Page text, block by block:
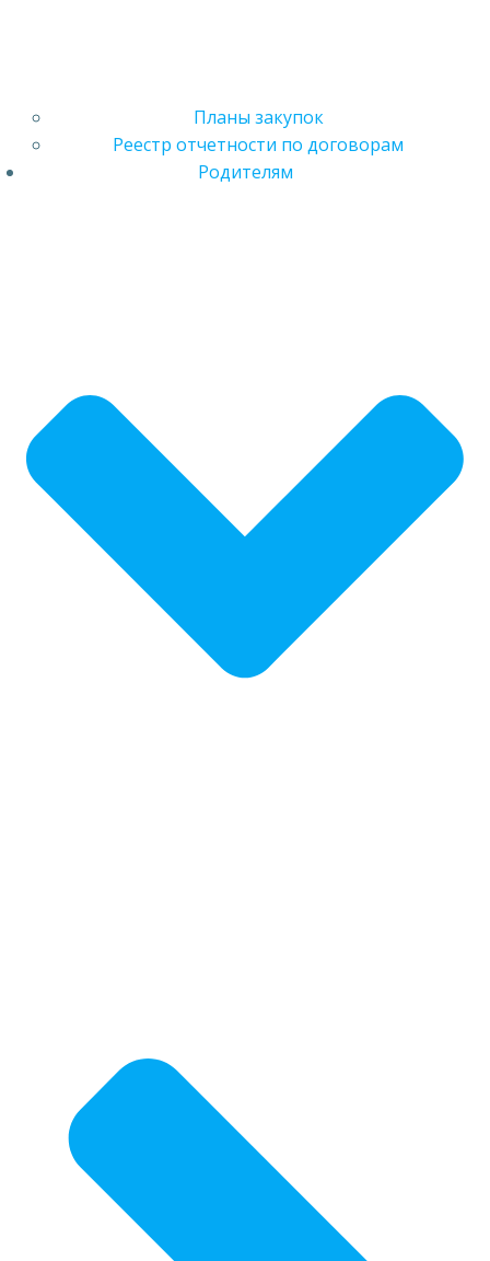
Планы закупок
Реестр отчетности по договорам
Родителям